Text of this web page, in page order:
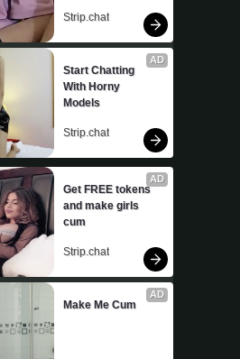
Strip.chat
AD
Start Chatting
With Horny
Models
Strip.chat
AD
Get FREE tokens
and make girls
cum
Strip.chat
AD
Make Me Cum